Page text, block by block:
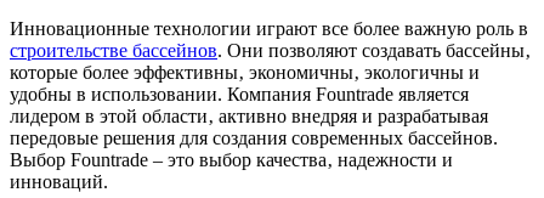
Инновационные технологии играют все более важную роль в
строительстве бассейнов. Они позволяют создавать бассейны‚
которые более эффективны‚ экономичны‚ экологичны и
удобны в использовании. Компания Fountrade является
лидером в этой области‚ активно внедряя и разрабатывая
передовые решения для создания современных бассейнов.
Выбор Fountrade – это выбор качества‚ надежности и
инноваций.